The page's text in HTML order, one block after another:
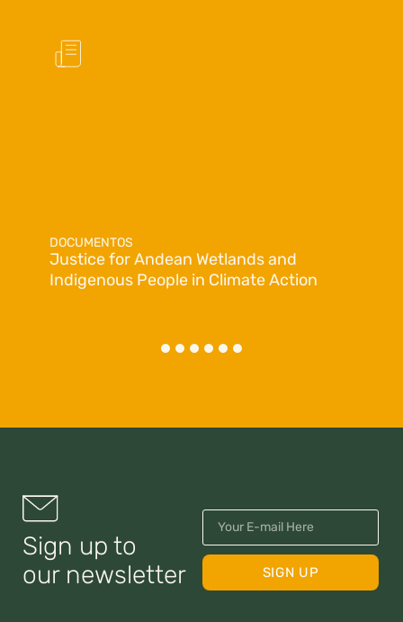
DOCUMENTOS
Justice for Andean Wetlands and
Indigenous People in Climate Action
Sign up to
our newsletter
SIGN UP